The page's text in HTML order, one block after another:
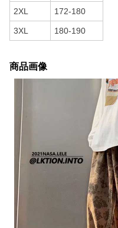
2XL 172-180
3XL 180-190
商品画像